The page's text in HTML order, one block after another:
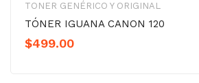
TONER GENÉRICO Y ORIGINAL
TÓNER IGUANA CANON 120
$499.00